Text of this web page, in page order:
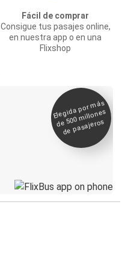
Fácil de comprar
Consigue tus pasajes online,
en nuestra app o en una
Flixshop
Elegida por
más
de 500
millones
de pasajeros